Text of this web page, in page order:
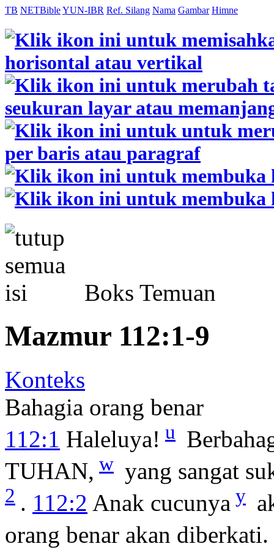
TB NETBibleYUN-IBR Ref. Silang Nama Gambar Himne
Boks Temuan
Mazmur 112:1-9
Konteks
Bahagia orang benar
112:1 Haleluya! u
TUHAN, w yang sangat
2 . 112:2 Anak cucunya y
orang benar akan diberkati.